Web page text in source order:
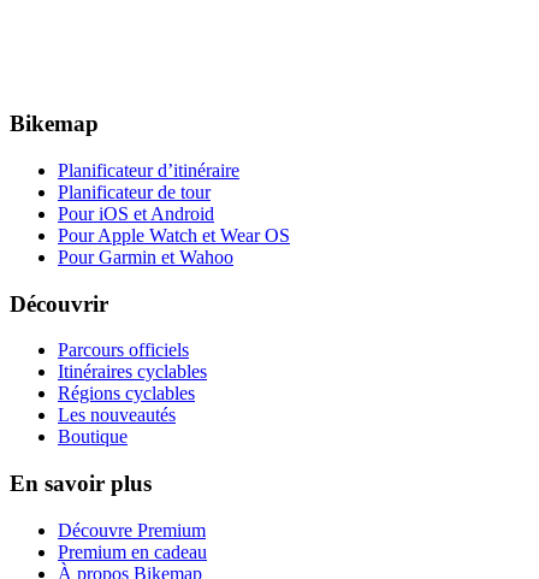
Bikemap
Planificateur d’itinéraire
Planificateur de tour
Pour iOS et Android
Pour Apple Watch et Wear OS
Pour Garmin et Wahoo
Découvrir
Parcours officiels
Itinéraires cyclables
Régions cyclables
Les nouveautés
Boutique
En savoir plus
Découvre Premium
Premium en cadeau
À propos Bikemap